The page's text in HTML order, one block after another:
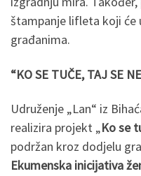
štampanje lifleta koji će
građanima.
“KO SE TUČE, TAJ SE
Udruženje „Lan“ iz
realizira projekt „Ko se
podržan kroz dodjelu
Ekumenska inicijativa